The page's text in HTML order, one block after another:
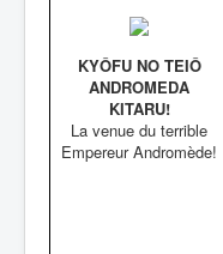
KYÔFU NO TEIÔ
ANDROMEDA
KITARU!
La venue du terrible
Empereur Andromède!